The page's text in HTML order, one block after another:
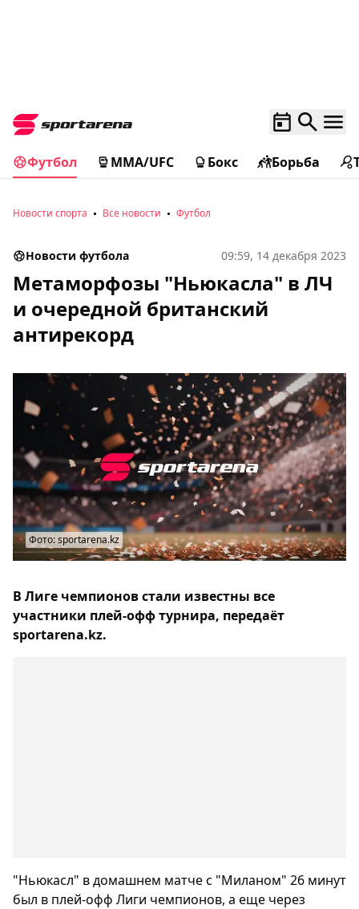
Футбол MMA/UFC Бокс Борьба
Новости спорта Все новости Футбол
Новости футбола 09:59, 14 декабря 2023
Метаморфозы "Ньюкасла" в ЛЧ
и очередной британский
антирекорд
Фото: sportarena.kz
В Лиге чемпионов стали известны все
участники плей-офф турнира, передаёт
sportarena.kz.
"Ньюкасл" в домашнем матче с "Миланом" 26 минут
был в плей-офф Лиги чемпионов, а еще через